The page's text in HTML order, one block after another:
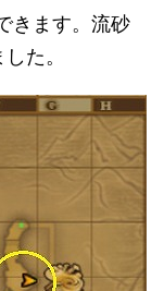
きます。流砂
た。